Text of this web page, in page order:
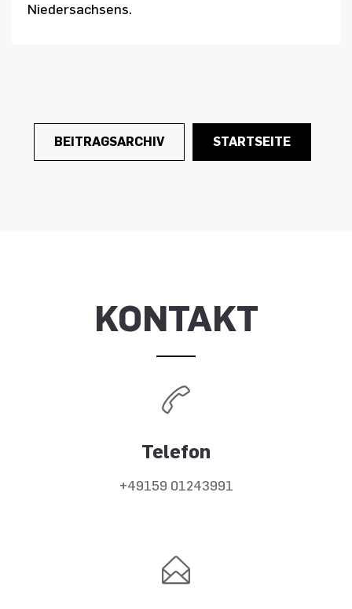
Niedersachsens.
BEITRAGSARCHIV STARTSEITE
KONTAKT
Telefon
+49159 01243991